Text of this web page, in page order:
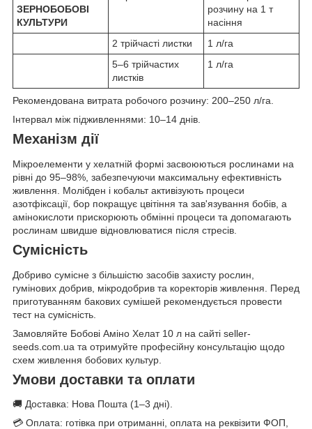
ЗЕРНОБОБОВІ
КУЛЬТУРИ
розчину на 1 т
насіння
2 трійчасті листки
1 л/га
5–6 трійчастих
листків
1 л/га
Рекомендована витрата робочого розчину: 200–250 л/га.
Інтервал між підживленнями: 10–14 днів.
Механізм дії
Мікроелементи у хелатній формі засвоюються рослинами на
рівні до 95–98%, забезпечуючи максимальну ефективність
живлення. Молібден і кобальт активізують процеси
азотфіксації, бор покращує цвітіння та зав'язування бобів, а
амінокислоти прискорюють обмінні процеси та допомагають
рослинам швидше відновлюватися після стресів.
Сумісність
Добриво сумісне з більшістю засобів захисту рослин,
гумінових добрив, мікродобрив та коректорів живлення. Перед
приготуванням бакових сумішей рекомендується провести
тест на сумісність.
Замовляйте Бобові Аміно Хелат 10 л на сайті seller-
seeds.com.ua та отримуйте професійну консультацію щодо
схем живлення бобових культур.
Умови доставки та оплати
🚚 Доставка: Нова Пошта (1–3 дні).
💳 Оплата: готівка при отриманні, оплата на реквізити ФОП,